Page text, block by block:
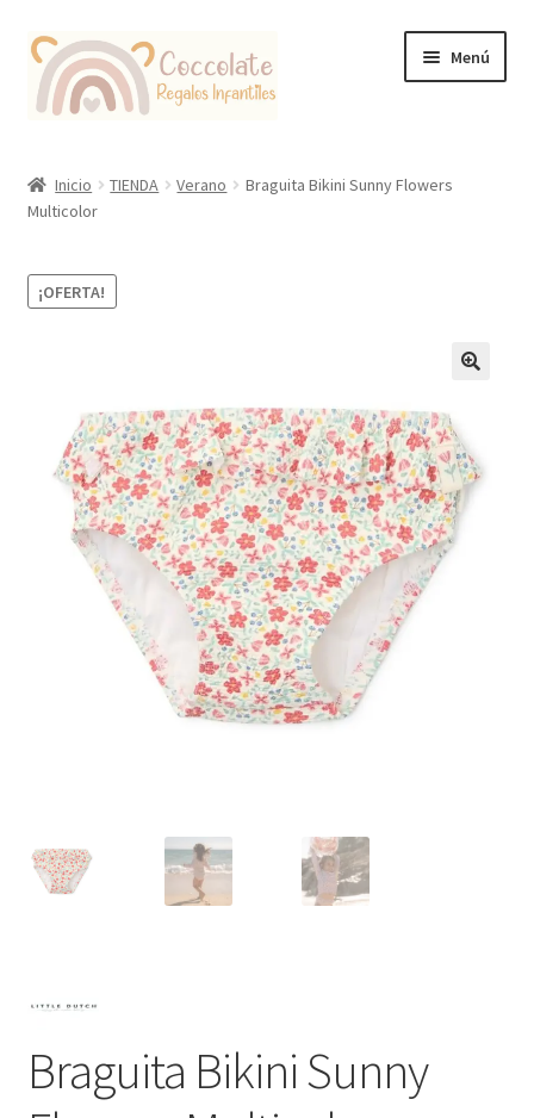
Ir
la
Ir
contenido
Menú
Coccolate Puericultura y Juguetería Educativa
Inicio TIENDA Verano
Braguita Bikini Sunny Flowers
Multicolor
¡OFERTA!
Braguita Bikini Sunny